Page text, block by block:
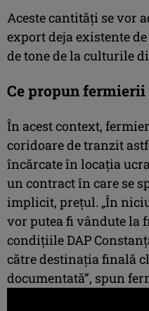
Aceste cantități se vor
export deja existente
de tone de la culturile
Ce propun fermierii
În acest context,
coridoare de tranzit
încărcate în locația
un contract în care se
implicit, prețul. „În
vor putea fi vândute la
condițiile DAP
către destinația finală
documentată”, spun